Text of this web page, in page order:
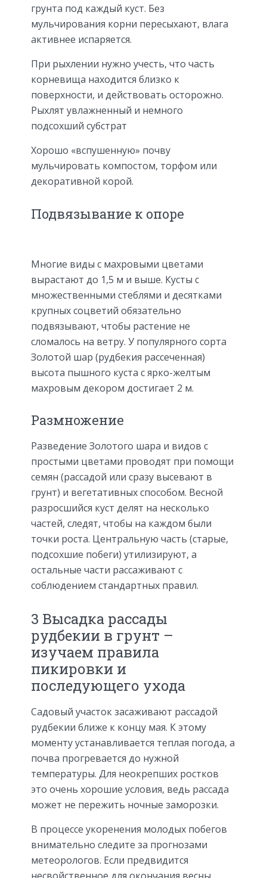
грунта под каждый куст. Без
мульчирования корни пересыхают, влага
активнее испаряется.
При рыхлении нужно учесть, что часть
корневища находится близко к
поверхности, и действовать осторожно.
Рыхлят увлажненный и немного
подсохший субстрат
Хорошо «вспушенную» почву
мульчировать компостом, торфом или
декоративной корой.
Подвязывание к опоре
Многие виды с махровыми цветами
вырастают до 1,5 м и выше. Кусты с
множественными стеблями и десятками
крупных соцветий обязательно
подвязывают, чтобы растение не
сломалось на ветру. У популярного сорта
Золотой шар (рудбекия рассеченная)
высота пышного куста с ярко-желтым
махровым декором достигает 2 м.
Размножение
Разведение Золотого шара и видов с
простыми цветами проводят при помощи
семян (рассадой или сразу высевают в
грунт) и вегетативных способом. Весной
разросшийся куст делят на несколько
частей, следят, чтобы на каждом были
точки роста. Центральную часть (старые,
подсохшие побеги) утилизируют, а
остальные части рассаживают с
соблюдением стандартных правил.
3 Высадка рассады
рудбекии в грунт –
изучаем правила
пикировки и
последующего ухода
Садовый участок засаживают рассадой
рудбекии ближе к концу мая. К этому
моменту устанавливается теплая погода, а
почва прогревается до нужной
температуры. Для неокрепших ростков
это очень хорошие условия, ведь рассада
может не пережить ночные заморозки.
В процессе укоренения молодых побегов
внимательно следите за прогнозами
метеорологов. Если предвидится